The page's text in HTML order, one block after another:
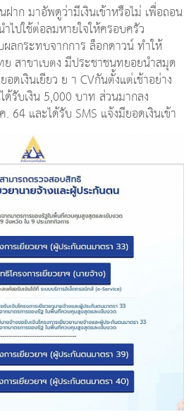
าก มาอัพดูว่ามีเงินเข้าหรือไม่ เพื่อถอน
ไปใช้ต่อลมหายใจให้ครอบครัว
ลกระทบจากการ ล็อกดาวน์ ทำให้
ย สาขาเบตง มีประชาชนทยอยนำสมุด
ดเงินเยียว ย า CVกันตั้งแต่เช้าอย่าง
ด้รับเงิน 5,000 บาท ส่วนมากลง
64 และได้รับ SMS แจ้งมียอดเงินเข้า